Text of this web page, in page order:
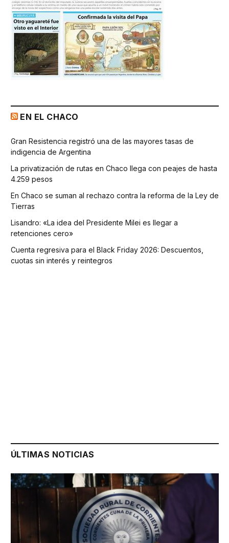
EN EL CHACO
Gran Resistencia registró una de las mayores tasas de
indigencia de Argentina
La privatización de rutas en Chaco llega con peajes de hasta
4.259 pesos
En Chaco se suman al rechazo contra la reforma de la Ley de
Tierras
Lisandro: «La idea del Presidente Milei es llegar a
retenciones cero»
Cuenta regresiva para el Black Friday 2026: Descuentos,
cuotas sin interés y reintegros
ÚLTIMAS NOTICIAS